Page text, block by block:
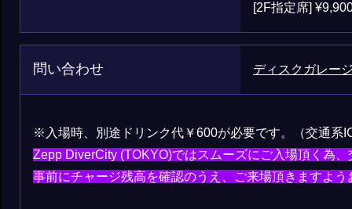
[2F指定席]
問い合わせ ディスクガレー
※入場時、別途ドリンク代￥600が必要です。（交通系
Zepp DiverCity (TOKYO)ではスムーズにご入場頂く為
事前にチャージ残高を確認のうえ、ご来場頂きますよ